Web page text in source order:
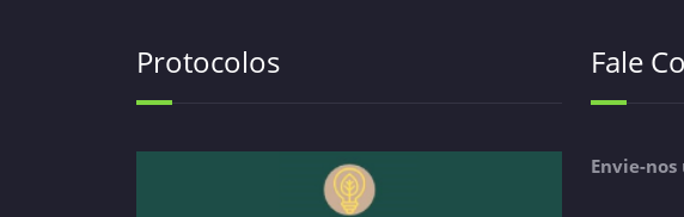
Protocolos Fale
Envie-nos